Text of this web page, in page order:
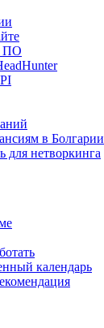
ПО
в Болгарии
для нетворкинга
календарь